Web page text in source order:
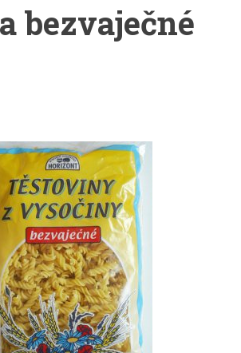
bezvaječné